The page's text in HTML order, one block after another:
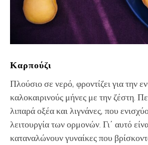
Καρπούζι
Πλούσιο σε νερό, φροντίζει για την
καλοκαιρινούς μήνες με την ζέστη.
λιπαρά οξέα και λιγνάνες, που
λειτουργία των ορμονών. Γι΄ αυτό
καταναλώνουν γυναίκες που